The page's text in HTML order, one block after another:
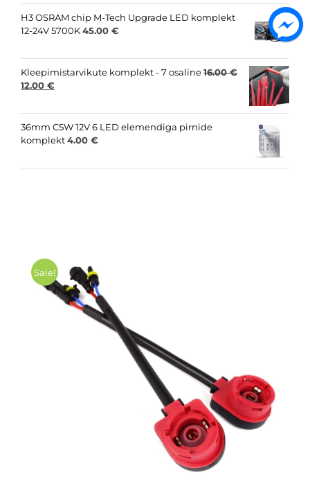
Sale!
15.00 €.8.00 €.
H3 OSRAM chip M-Tech Upgrade LED komplekt
12-24V 5700K45.00 €
Kleepimistarvikute komplekt - 7 osaline16.00€
Original
was:
16.00 €.
12.00 €
is:
12.00 €.
36mm C5W 12V 6 LED elemendiga pirnide
komplekt4.00 €